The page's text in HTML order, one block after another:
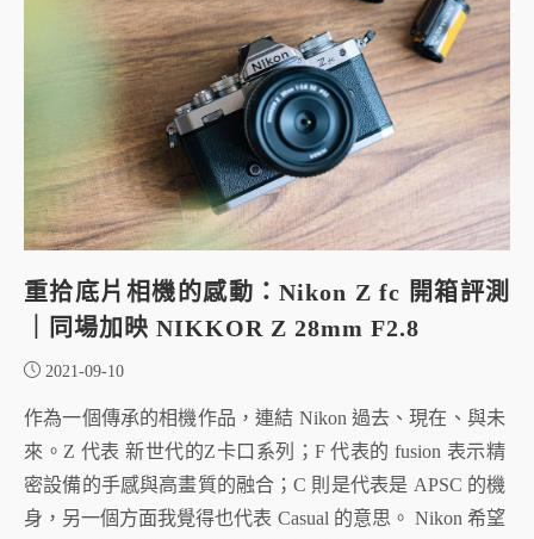
重拾底片相機的感動：Nikon Z fc 開箱評測
｜同場加映 NIKKOR Z 28mm F2.8
2021-09-10
作為一個傳承的相機作品，連結 Nikon 過去、現在、與未
來。Z 代表 新世代的Z卡口系列；F 代表的 fusion 表示精
密設備的手感與高畫質的融合；C 則是代表是 APSC 的機
身，另一個方面我覺得也代表 Casual 的意思。 Nikon 希望